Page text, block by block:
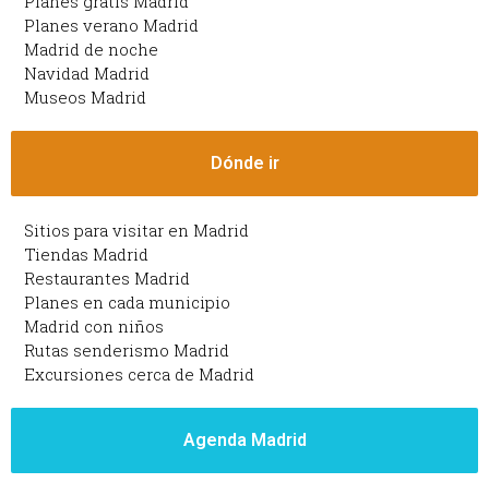
Planes verano Madrid
Madrid de noche
Navidad Madrid
Museos Madrid
Dónde ir
Sitios para visitar en Madrid
Tiendas Madrid
Restaurantes Madrid
Planes en cada municipio
Madrid con niños
Rutas senderismo Madrid
Excursiones cerca de Madrid
Agenda Madrid